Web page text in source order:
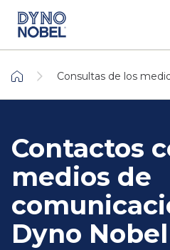
Consultas de los
Contactos
medios de
Dyno Nobel